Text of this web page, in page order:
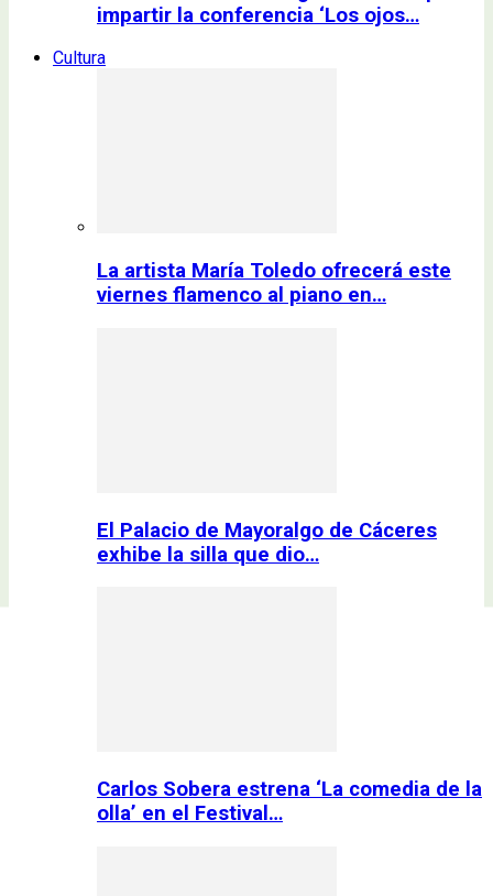
impartir la conferencia ‘Los ojos…
Cultura
La artista María Toledo ofrecerá este
viernes flamenco al piano en…
El Palacio de Mayoralgo de Cáceres
exhibe la silla que dio…
Carlos Sobera estrena ‘La comedia de la
olla’ en el Festival…